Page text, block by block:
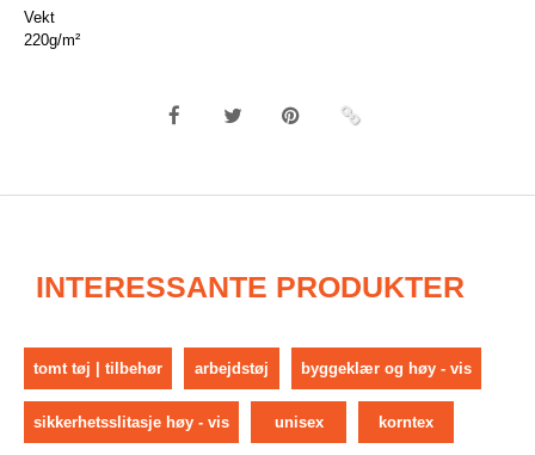
Vekt
220g/m²
INTERESSANTE PRODUKTER
tomt tøj | tilbehør arbejdstøj byggeklær og høy - vis
sikkerhetsslitasje høy - vis unisex korntex